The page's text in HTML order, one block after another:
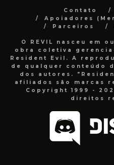
Contato
Apoiadores
Parceiros
O REVIL nasceu em
obra coletiva
Resident Evil. A
de qualquer conteúdo
dos autores.
afiliados são marcas
Copyright 1999 -
direitos